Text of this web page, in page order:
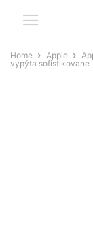
Home Apple
vypýta sofistikovane